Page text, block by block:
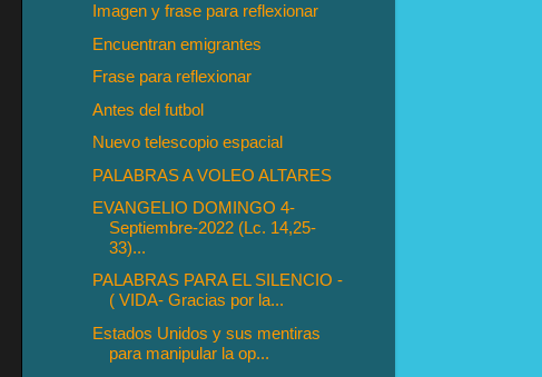
Imagen y frase para reflexionar
Encuentran emigrantes
Frase para reflexionar
Antes del futbol
Nuevo telescopio espacial
PALABRAS A VOLEO ALTARES
EVANGELIO DOMINGO 4-
Septiembre-2022 (Lc. 14,25-
33)...
PALABRAS PARA EL SILENCIO -
( VIDA- Gracias por la...
Estados Unidos y sus mentiras
para manipular la op...